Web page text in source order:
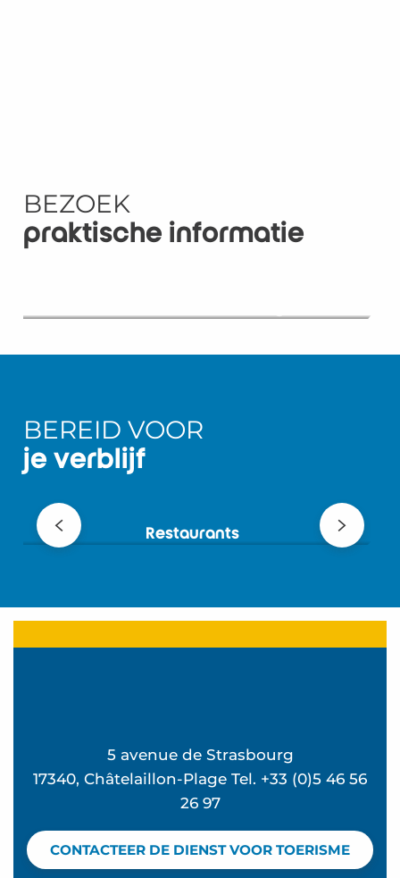
BEZOEK
praktische informatie
BEREID VOOR
je verblijf
Restaurants
5 avenue de Strasbourg
17340, Châtelaillon-Plage Tel. +33 (0)5 46 56
26 97
CONTACTEER DE DIENST VOOR TOERISME